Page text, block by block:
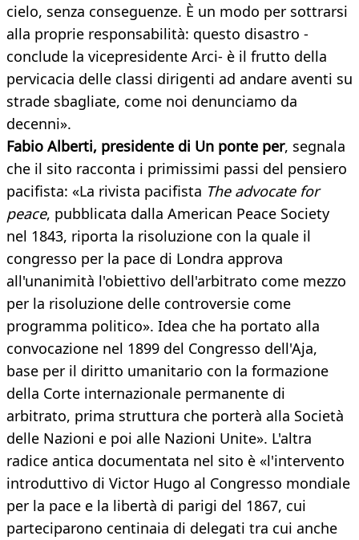
cielo, senza conseguenze. È un modo per sottrarsi
alla proprie responsabilità: questo disastro -
conclude la vicepresidente Arci- è il frutto della
pervicacia delle classi dirigenti ad andare aventi su
strade sbagliate, come noi denunciamo da
decenni».
Fabio Alberti, presidente di Un ponte per, segnala
che il sito racconta i primissimi passi del pensiero
pacifista: «La rivista pacifista The advocate for
peace, pubblicata dalla American Peace Society
nel 1843, riporta la risoluzione con la quale il
congresso per la pace di Londra approva
all'unanimità l'obiettivo dell'arbitrato come mezzo
per la risoluzione delle controversie come
programma politico». Idea che ha portato alla
convocazione nel 1899 del Congresso dell'Aja,
base per il diritto umanitario con la formazione
della Corte internazionale permanente di
arbitrato, prima struttura che porterà alla Società
delle Nazioni e poi alle Nazioni Unite». L'altra
radice antica documentata nel sito è «l'intervento
introduttivo di Victor Hugo al Congresso mondiale
per la pace e la libertà di parigi del 1867, cui
parteciparono centinaia di delegati tra cui anche